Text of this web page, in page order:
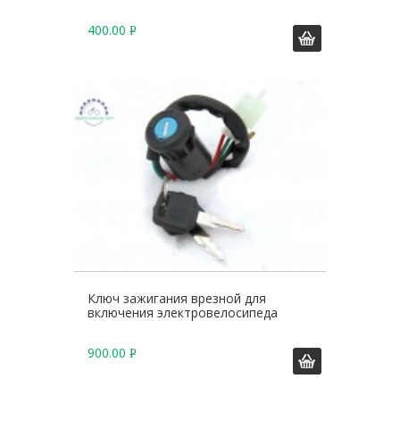
400.00 Р
Ключ зажигания врезной для
включения электровелосипеда
900.00 Р